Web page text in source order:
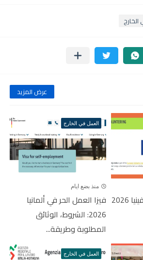
عرض المزيد
فرصة تطوع في سلوفينيا 2026
العمل في الخارج
منذ بضع ايام
فيزا العمل الحر في ألمانيا
2026: الشروط، الوثائق
المطلوبة وطريقة...
العمل في الخارج